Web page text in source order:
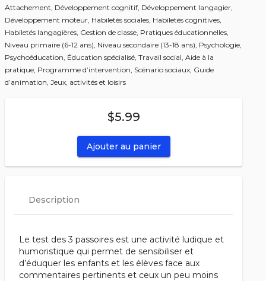
Attachement, Développement cognitif, Développement langagier,
Développement moteur, Habiletés sociales, Habiletés cognitives,
Habiletés langagières, Gestion de classe, Pratiques éducationnelles,
Niveau primaire (6-12 ans), Niveau secondaire (13-18 ans), Psychologie,
Psychoéducation, Éducation spécialisé, Travail social, Aide à la
pratique, Programme d’intervention, Scénario sociaux, Guide
d’animation, Jeux, activités et loisirs
$5.99
Ajouter au panier
Description
Le test des 3 passoires est une activité ludique et
humoristique qui permet de sensibiliser et
d’éduquer les enfants et les élèves face aux
commentaires pertinents et ceux un peu moins